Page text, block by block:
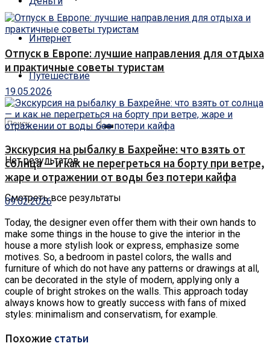
Интернет
Путешествие
Нет результатов
Смотреть все результаты
Отпуск в Европе: лучшие направления для отдыха
и практичные советы туристам
19.05.2026
Экскурсия на рыбалку в Бахрейне: что взять от
солнца — и как не перегреться на борту при ветре,
жаре и отражении от воды без потери кайфа
09.02.2026
Today, the designer even offer them with their own hands to
make some things in the house to give the interior in the
house a more stylish look or express, emphasize some
motives. So, a bedroom in pastel colors, the walls and
furniture of which do not have any patterns or drawings at all,
can be decorated in the style of modern, applying only a
couple of bright strokes on the walls. This approach today
always knows how to greatly success with fans of mixed
styles: minimalism and conservatism, for example.
Похожие статьи